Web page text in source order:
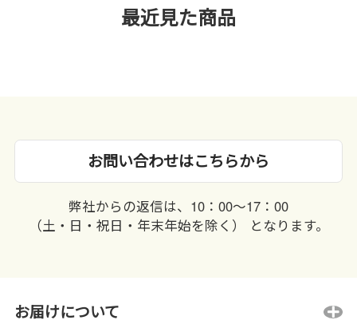
最近見た商品
お問い合わせはこちらから
弊社からの返信は、10：00〜17：00
（土・日・祝日・年末年始を除く） となります。
お届けについて